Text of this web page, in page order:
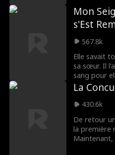
Lauren Farmer
L'amour après le
Identité cachée
Amants destinés
Luke Charles Sta
jeune fille
fondre le
chance,
Mon
s'Est
567.8k
Elle savait
sa sœur. Il
sang pour
qu'il la
enfant, il a
Mais il était
La
430.6k
De retour
la première
Maintenant,